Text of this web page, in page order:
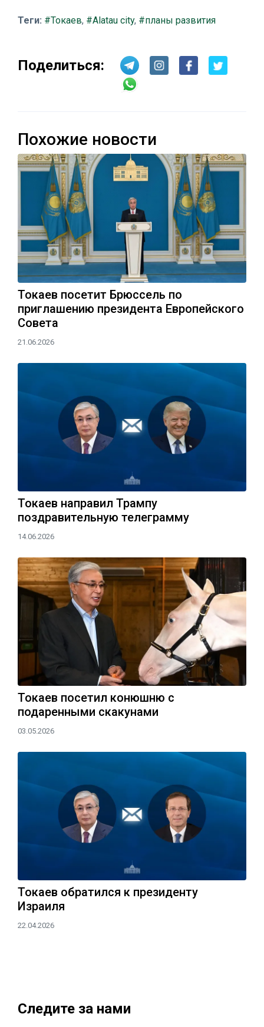
Теги: #Токаев, #Alatau city, #планы развития
Поделиться:
Похожие новости
Токаев посетит Брюссель по
приглашению президента Европейского
Совета
21.06.2026
Токаев направил Трампу
поздравительную телеграмму
14.06.2026
Токаев посетил конюшню с
подаренными скакунами
03.05.2026
Токаев обратился к президенту
Израиля
22.04.2026
Следите за нами